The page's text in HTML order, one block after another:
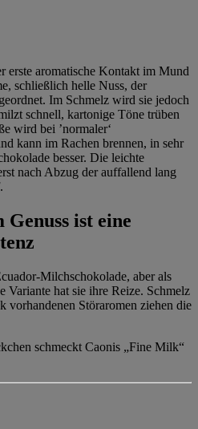
erste aromatische Kontakt im Mund
schließlich helle Nuss, der
Im Schmelz wird sie jedoch
schnell, kartonige Töne trüben
wird bei ’normaler‘
kann im Rachen brennen, in sehr
besser. Die leichte
nach Abzug der auffallend lang
Genuss ist eine
Milchschokolade, aber als
Variante hat sie ihre Reize. Schmelz
vorhandenen Störaromen ziehen die
schmeckt Caonis „Fine Milk“